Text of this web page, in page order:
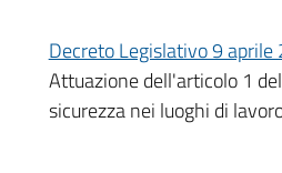
Decreto Legislativo 9 aprile
Attuazione dell'articolo 1
sicurezza nei luoghi di